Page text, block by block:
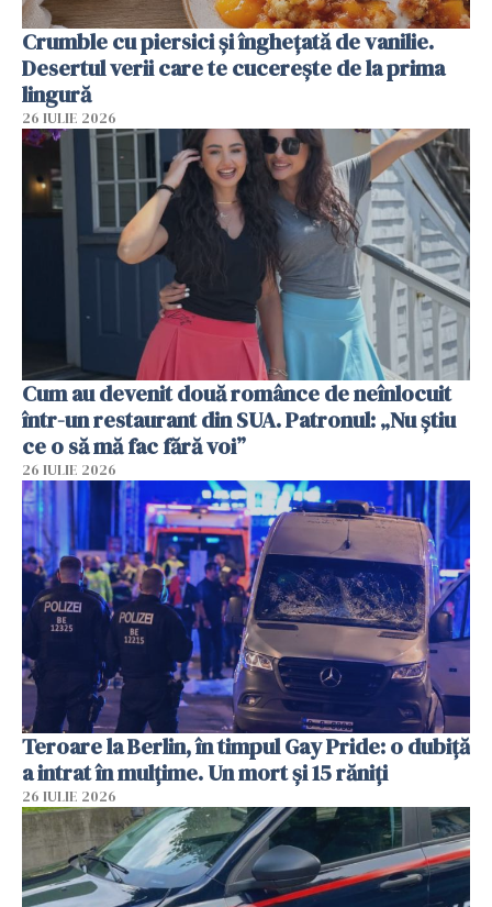
Crumble cu piersici și înghețată de vanilie.
Desertul verii care te cucerește de la prima
lingură
26 IULIE 2026
Cum au devenit două românce de neînlocuit
într-un restaurant din SUA. Patronul: „Nu știu
ce o să mă fac fără voi”
26 IULIE 2026
Teroare la Berlin, în timpul Gay Pride: o dubiță
a intrat în mulțime. Un mort și 15 răniți
26 IULIE 2026